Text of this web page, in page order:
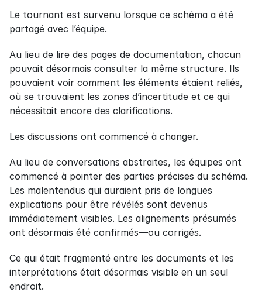
Le tournant est survenu lorsque ce schéma a été
partagé avec l’équipe.
Au lieu de lire des pages de documentation, chacun
pouvait désormais consulter la même structure. Ils
pouvaient voir comment les éléments étaient reliés,
où se trouvaient les zones d’incertitude et ce qui
nécessitait encore des clarifications.
Les discussions ont commencé à changer.
Au lieu de conversations abstraites, les équipes ont
commencé à pointer des parties précises du schéma.
Les malentendus qui auraient pris de longues
explications pour être révélés sont devenus
immédiatement visibles. Les alignements présumés
ont désormais été confirmés—ou corrigés.
Ce qui était fragmenté entre les documents et les
interprétations était désormais visible en un seul
endroit.